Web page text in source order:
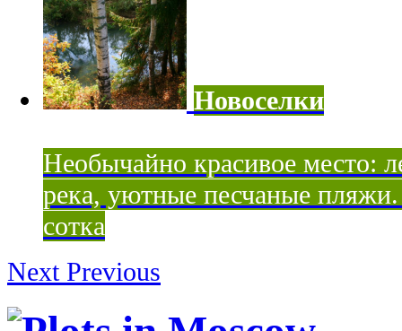
Новоселки
Необычайно красивое место:
река, уютные песчаные
сотка
Next Previous